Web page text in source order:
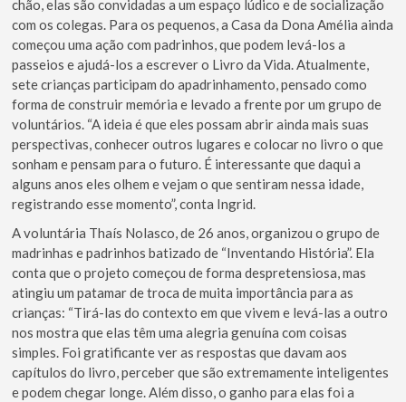
chão, elas são convidadas a um espaço lúdico e de socialização
com os colegas. Para os pequenos, a Casa da Dona Amélia ainda
começou uma ação com padrinhos, que podem levá-los a
passeios e ajudá-los a escrever o Livro da Vida. Atualmente,
sete crianças participam do apadrinhamento, pensado como
forma de construir memória e levado a frente por um grupo de
voluntários. “A ideia é que eles possam abrir ainda mais suas
perspectivas, conhecer outros lugares e colocar no livro o que
sonham e pensam para o futuro. É interessante que daqui a
alguns anos eles olhem e vejam o que sentiram nessa idade,
registrando esse momento”, conta Ingrid.
A voluntária Thaís Nolasco, de 26 anos, organizou o grupo de
madrinhas e padrinhos batizado de “Inventando História”. Ela
conta que o projeto começou de forma despretensiosa, mas
atingiu um patamar de troca de muita importância para as
crianças: “Tirá-las do contexto em que vivem e levá-las a outro
nos mostra que elas têm uma alegria genuína com coisas
simples. Foi gratificante ver as respostas que davam aos
capítulos do livro, perceber que são extremamente inteligentes
e podem chegar longe. Além disso, o ganho para elas foi a